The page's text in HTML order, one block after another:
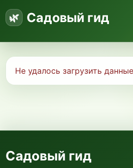
Садовый гид
Не удалось загрузить
Садовый гид